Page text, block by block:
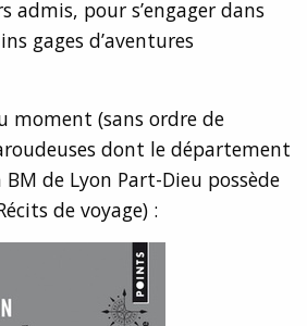
admis, pour s’engager dans
gages d’aventures
moment (sans ordre de
dont le département
de Lyon Part-Dieu possède
de voyage) :